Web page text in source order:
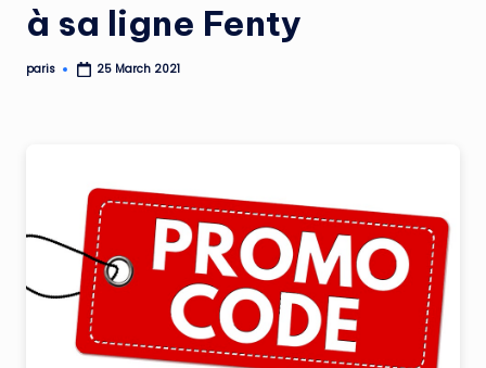
à sa ligne Fenty
Posted
paris 25 March 2021